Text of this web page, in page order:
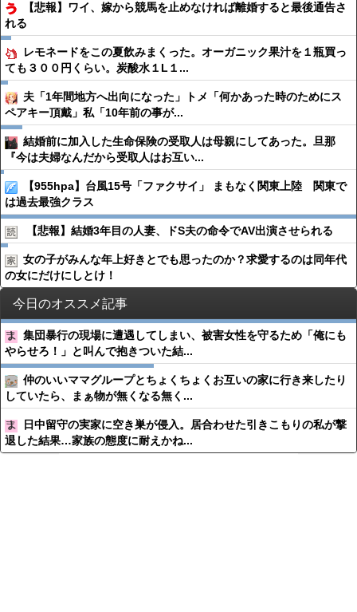
【悲報】ワイ、嫁から競馬を止めなければ離婚すると最後通告さ
れる
レモネードをこの夏飲みまくった。オーガニック果汁を１瓶買っ
ても３００円くらい。炭酸水１L１...
夫「1年間地方へ出向になった」トメ「何かあった時のためにス
ペアキー頂戴」私「10年前の事が...
結婚前に加入した生命保険の受取人は母親にしてあった。旦那
『今は夫婦なんだから受取人はお互い...
【955hpa】台風15号「ファクサイ」 まもなく関東上陸 関東で
は過去最強クラス
【悲報】結婚3年目の人妻、ドS夫の命令でAV出演させられる
女の子がみんな年上好きとでも思ったのか？求愛するのは同年代
の女にだけにしとけ！
今日のオススメ記事
集団暴行の現場に遭遇してしまい、被害女性を守るため「俺にも
やらせろ！」と叫んで抱きついた結...
仲のいいママグループとちょくちょくお互いの家に行き来したり
していたら、まぁ物が無くなる無く...
日中留守の実家に空き巣が侵入。居合わせた引きこもりの私が撃
退した結果…家族の態度に耐えかね...